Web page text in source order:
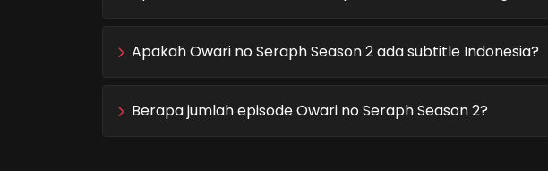
Apakah Owari no Seraph Season 2 ada subtitle Indonesia?
Berapa jumlah episode Owari no Seraph Season 2?